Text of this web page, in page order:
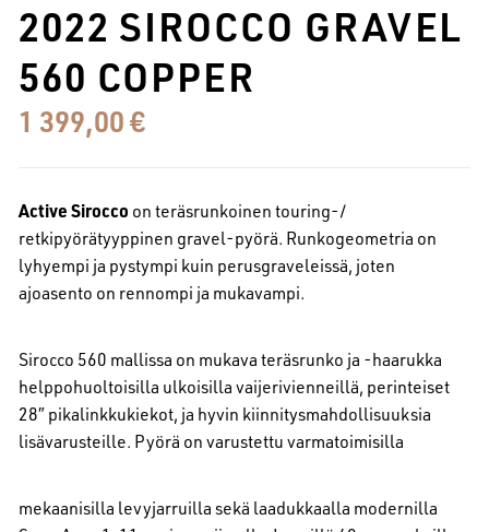
2022 SIROCCO GRAVEL
560 COPPER
1 399,00€
Active Sirocco on teräsrunkoinen touring-/
retkipyörätyyppinen gravel-pyörä. Runkogeometria on
lyhyempi ja pystympi kuin perusgraveleissä, joten
ajoasento on rennompi ja mukavampi.
Sirocco 560 mallissa on mukava teräsrunko ja -haarukka
helppohuoltoisilla ulkoisilla vaijerivienneillä, perinteiset
28″ pikalinkkukiekot, ja hyvin kiinnitysmahdollisuuksia
lisävarusteille. Pyörä on varustettu varmatoimisilla
mekaanisilla levyjarruilla sekä laadukkaalla modernilla